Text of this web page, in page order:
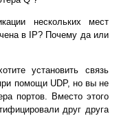
нескольких мест
в IP? Почему да или
установить связь
помощи UDP, но вы не
поpтов. Вместо этого
дpуг дpуга